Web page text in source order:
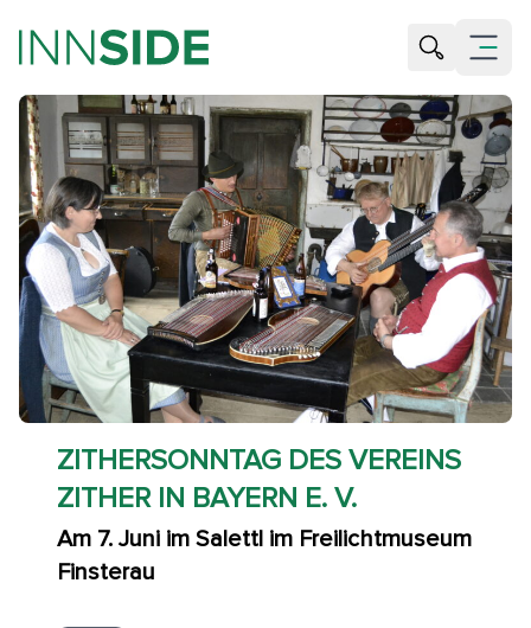
Suche
Menü
ZITHERSONNTAG DES VEREINS
ZITHER IN BAYERN E. V.
Am 7. Juni im Salettl im Freilichtmuseum
Finsterau